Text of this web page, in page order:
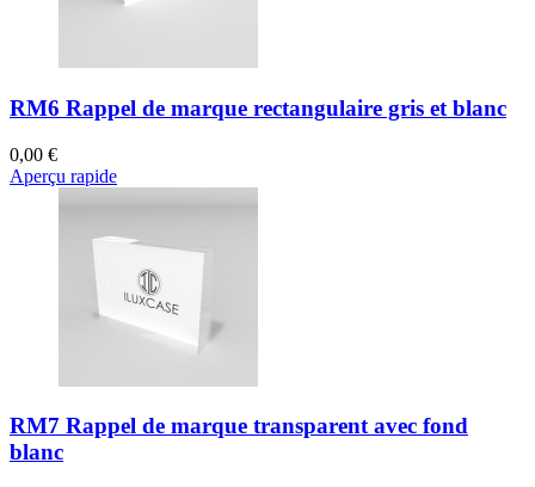
RM6 Rappel de marque rectangulaire gris et blanc
0,00 €
Aperçu rapide
RM7 Rappel de marque transparent avec fond
blanc